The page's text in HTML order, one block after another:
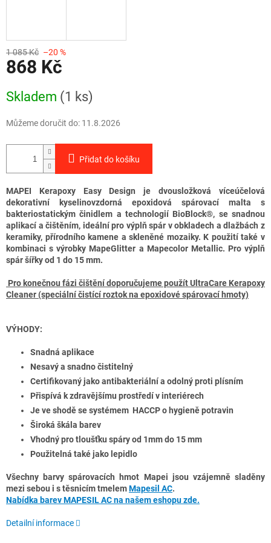
1 085 Kč –20 %
868 Kč
cena:
Skladem (1 ks)
Můžeme doručit do: 11.8.2026
Přidat do košíku
MAPEI Kerapoxy Easy Design je dvousložková víceúčelová
dekorativní kyselinovzdorná epoxidová spárovací malta s
bakteriostatickým činidlem a technologií BioBlock®, se snadnou
aplikací a čištěním, ideální pro výplň spár v obkladech a dlažbách z
keramiky, přírodního kamene a skleněné mozaiky. K použití také v
kombinaci s výrobky MapeGlitter a Mapecolor Metallic. Pro výplň
spár šířky od 1 do 15 mm.
Pro konečnou fázi čištění doporučujeme použít UltraCare Kerapoxy
Cleaner (speciální čistící roztok na epoxidové spárovací hmoty)
VÝHODY:
Snadná aplikace
Nesavý a snadno čistitelný
Certifikovaný jako antibakteriální a odolný proti plísním
Přispívá k zdravějšímu prostředí v interiérech
Je ve shodě se systémem HACCP o hygieně potravin
Široká škála barev
Vhodný pro tloušťku spáry od 1mm do 15 mm
Použitelná také jako lepidlo
Všechny barvy spárovacích hmot Mapei jsou vzájemně sladěny
mezi sebou i s těsnicím tmelemMapesil AC.
Nabídka barev MAPESIL AC na našem eshopu zde.
Detailní informace